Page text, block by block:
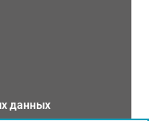
данных